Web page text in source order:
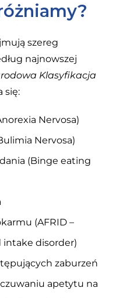
szereg
najnowszej
Klasyfikacja
się:
Nervosa)
Nervosa)
(Binge eating
(AFRID –
intake disorder)
zaburzeń
apetytu na